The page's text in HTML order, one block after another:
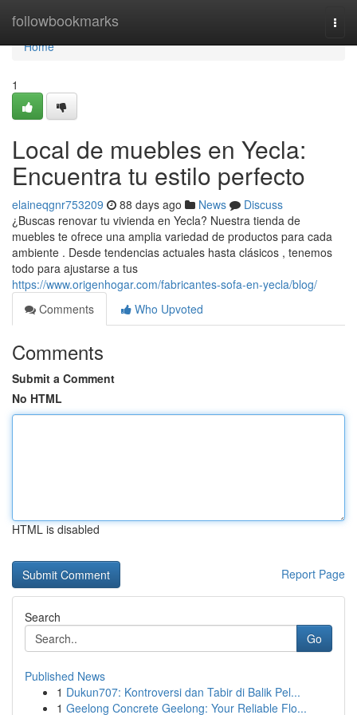
followbookmarks
Home
Home
1
Local de muebles en Yecla:
Encuentra tu estilo perfecto
elaineqgnr753209 88 days ago News
Discuss
¿Buscas renovar tu vivienda en Yecla? Nuestra tienda de
muebles te ofrece una amplia variedad de productos para cada
ambiente . Desde tendencias actuales hasta clásicos , tenemos
todo para ajustarse a tus
https://www.origenhogar.com/fabricantes-sofa-en-yecla/blog/
Comments
Who Upvoted
Comments
Submit a Comment
No HTML
HTML is disabled
Report Page
Search
Go
Published News
1 Dukun707: Kontroversi dan Tabir di Balik Pel...
1 Geelong Concrete Geelong: Your Reliable Flo...